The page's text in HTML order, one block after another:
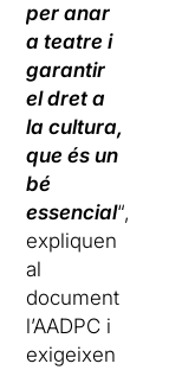
per anar
a teatre i
garantir
el dret a
la cultura,
que és un
bé
essencial“,
expliquen
al
document
l’AADPC i
exigeixen